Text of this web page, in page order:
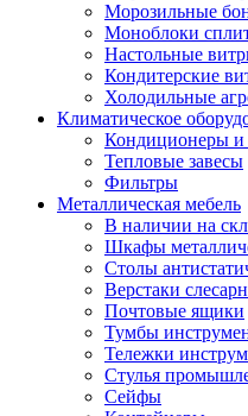
Морозильные
Моноблоки
Настольные
Кондитерские
Холодильные
Климатическое
Кондиционеры и
Тепловые завесы
Фильтры
Металлическая мебель
В наличии на
Шкафы
Столы
Верстаки
Почтовые ящики
Тумбы
Тележки
Стулья
Сейфы